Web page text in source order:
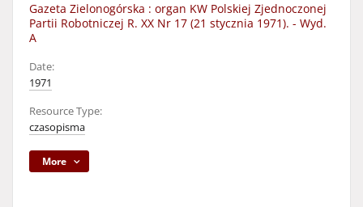
Gazeta Zielonogórska : organ KW Polskiej Zjednoczonej
Partii Robotniczej R. XX Nr 17 (21 stycznia 1971). - Wyd.
A
Date:
1971
Resource Type:
czasopisma
More